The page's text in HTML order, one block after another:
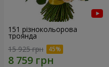
151 різнокольорова
троянда
15 925 грн